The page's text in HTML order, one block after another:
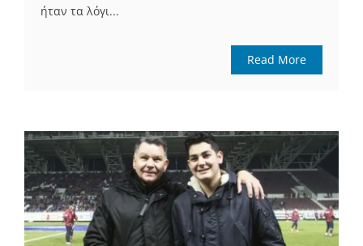
ήταν τα λόγι...
Read More